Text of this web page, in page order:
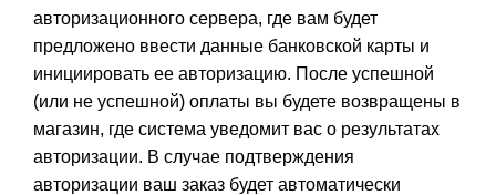
авторизационного сервера, где вам будет
предложено ввести данные банковской карты и
инициировать ее авторизацию. После успешной
(или не успешной) оплаты вы будете возвращены в
магазин, где система уведомит вас о результатах
авторизации. В случае подтверждения
авторизации ваш заказ будет автоматически